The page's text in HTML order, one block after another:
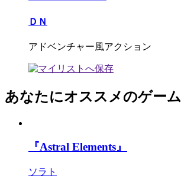
ＤＮ
アドベンチャー風アクション
あなたにオススメのゲーム
『Astral Elements』
ソラト